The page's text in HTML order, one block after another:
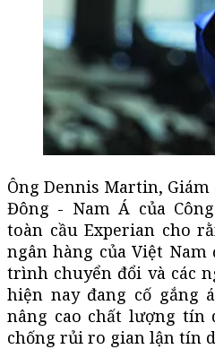
Ông Dennis Martin,
Đông - Nam Á của
toàn cầu Experian cho
ngân hàng của Việt
trình chuyển đổi và các
hiện nay đang cố gắng
nâng cao chất lượng tín
chống rủi ro gian lận tín